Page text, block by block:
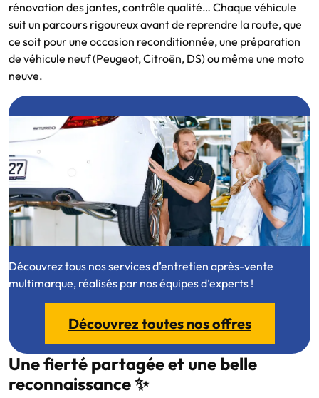
rénovation des jantes, contrôle qualité… Chaque véhicule
suit un parcours rigoureux avant de reprendre la route, que
ce soit pour une occasion reconditionnée, une préparation
de véhicule neuf (Peugeot, Citroën, DS) ou même une moto
neuve.
Découvrez tous nos services d’entretien après-vente
multimarque, réalisés par nos équipes d’experts !
Découvrez toutes nos offres
Une fierté partagée et une belle
reconnaissance ✨